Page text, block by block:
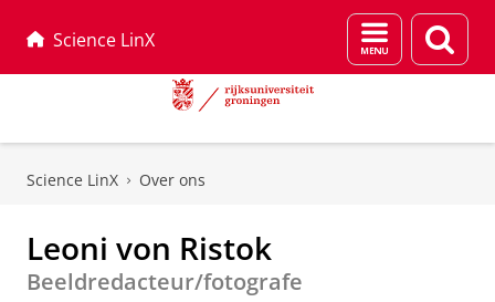
Science LinX
Menu
en
Science LinX Over ons
Leoni von Ristok
Beeldredacteur/fotografe